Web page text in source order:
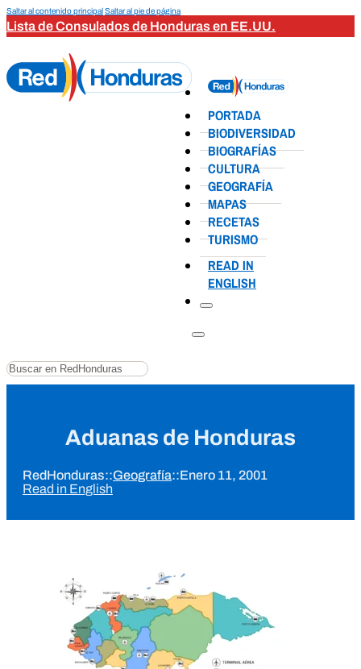
Saltar al contenido principalSaltar al pie de página
Lista de Consulados de Honduras en EE.UU.
PORTADA
BIODIVERSIDAD
BIOGRAFÍAS
CULTURA
GEOGRAFÍA
MAPAS
RECETAS
TURISMO
READ IN
ENGLISH
Buscar
Aduanas de Honduras
RedHonduras::Geografía::Enero 11, 2001
Read in English